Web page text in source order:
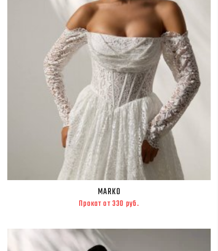
MARKO
Прокат от 330 руб.